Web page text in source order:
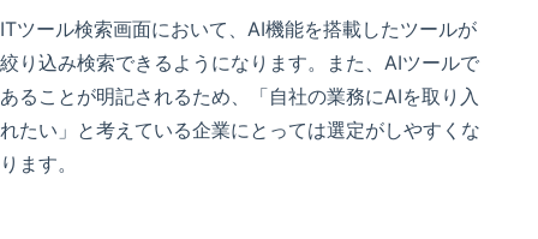
ITツール検索画面において、AI機能を搭載したツールが
絞り込み検索できるようになります。また、AIツールで
あることが明記されるため、「自社の業務にAIを取り入
れたい」と考えている企業にとっては選定がしやすくな
ります。